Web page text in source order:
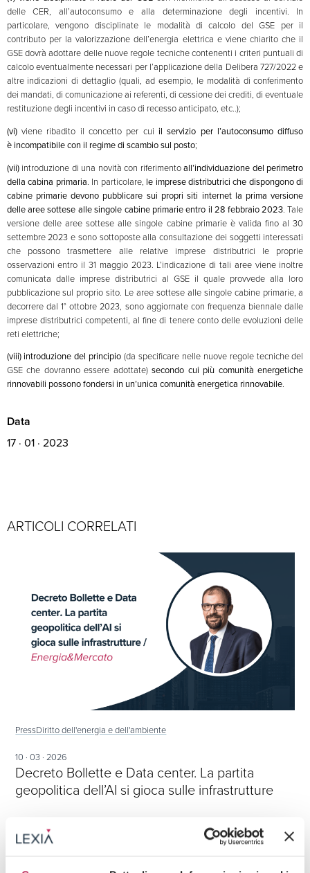
delle CER, all’autoconsumo e alla determinazione degli incentivi. In
particolare, vengono disciplinate le modalità di calcolo del GSE per il
contributo per la valorizzazione dell’energia elettrica e viene chiarito che il
GSE dovrà adottare delle nuove regole tecniche contenenti i criteri puntuali di
calcolo eventualmente necessari per l’applicazione della Delibera 727/2022 e
altre indicazioni di dettaglio (quali, ad esempio, le modalità di conferimento
dei mandati, di comunicazione ai referenti, di cessione dei crediti, di eventuale
restituzione degli incentivi in caso di recesso anticipato, etc..);
(vi) viene ribadito il concetto per cuiil servizio per l’autoconsumo diffuso
èincompatibile con il regime di scambio sul posto;
(vii) introduzione di una novità con riferimentoall’individuazione del perimetro
della cabina primaria. In particolare, le imprese distributrici che dispongono di
cabine primarie devono pubblicare sui propri siti internet la prima versione
delle aree sottese alle singole cabine primarieentro il 28 febbraio 2023. Tale
versione delle aree sottese alle singole cabine primarie è valida fino al 30
settembre 2023 e sono sottoposte alla consultazione dei soggetti interessati
che possono trasmettere alle relative imprese distributrici le proprie
osservazioni entro il 31 maggio 2023. L’indicazione di tali aree viene inoltre
comunicata dalle imprese distributrici al GSE il quale provvede alla loro
pubblicazione sul proprio sito. Le aree sottese alle singole cabine primarie, a
decorrere dal 1° ottobre 2023, sono aggiornate con frequenza biennale dalle
imprese distributrici competenti, al fine di tenere conto delle evoluzioni delle
reti elettriche;
(viii) introduzione del principio (da specificare nelle nuove regole tecniche del
GSE che dovranno essere adottate)secondo cui più comunità energetiche
rinnovabili possono fondersi in un’unica comunità energetica rinnovabile.
Data
17 · 01 · 2023
ARTICOLI CORRELATI
PressDiritto dell'energia e dell'ambiente
10 · 03 · 2026
Decreto Bollette e Data center. La partita
geopolitica dell’AI si gioca sulle infrastrutture